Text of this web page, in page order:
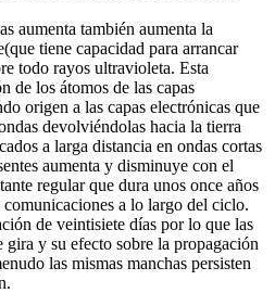
aumenta también aumenta la
tiene capacidad para arrancar
todo rayos ultravioleta. Esta
de los átomos de las capas
origen a las capas electrónicas que
devolviéndolas hacia la tierra
a larga distancia en ondas cortas
aumenta y disminuye con el
regular que dura unos once años
a lo largo del ciclo.
de veintisiete días por lo que las
gira y su efecto sobre la propagación
las mismas manchas persisten